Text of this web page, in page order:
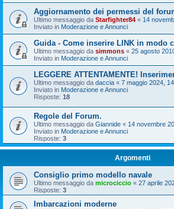
Aggiornamento dei permessi del
Ultimo messaggio da Starfighter84 « 14
Inviato in Moderazione e Annunci
Guida - Come inserire LINK in modo
Ultimo messaggio da simmons « 25 agosto
Inviato in Moderazione e Annunci
LEGGERE ATTENTAMENTE!
Ultimo messaggio da daccia « 7 maggio 2024,
Inviato in Moderazione e Annunci
Risposte: 18
Regole del Forum.
Ultimo messaggio da Giannide « 14 novembre
Inviato in Moderazione e Annunci
Risposte: 3
Argomenti
Consiglio primo modello navale
Ultimo messaggio da microciccio « 27 aprile
Risposte: 3
Imbarcazioni moderne